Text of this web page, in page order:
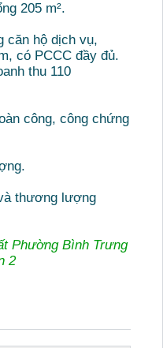
205 m².
căn hộ dịch vụ,
có PCCC đầy đủ.
thu 110
công, công chứng
thương lượng
Phường Bình Trưng
2